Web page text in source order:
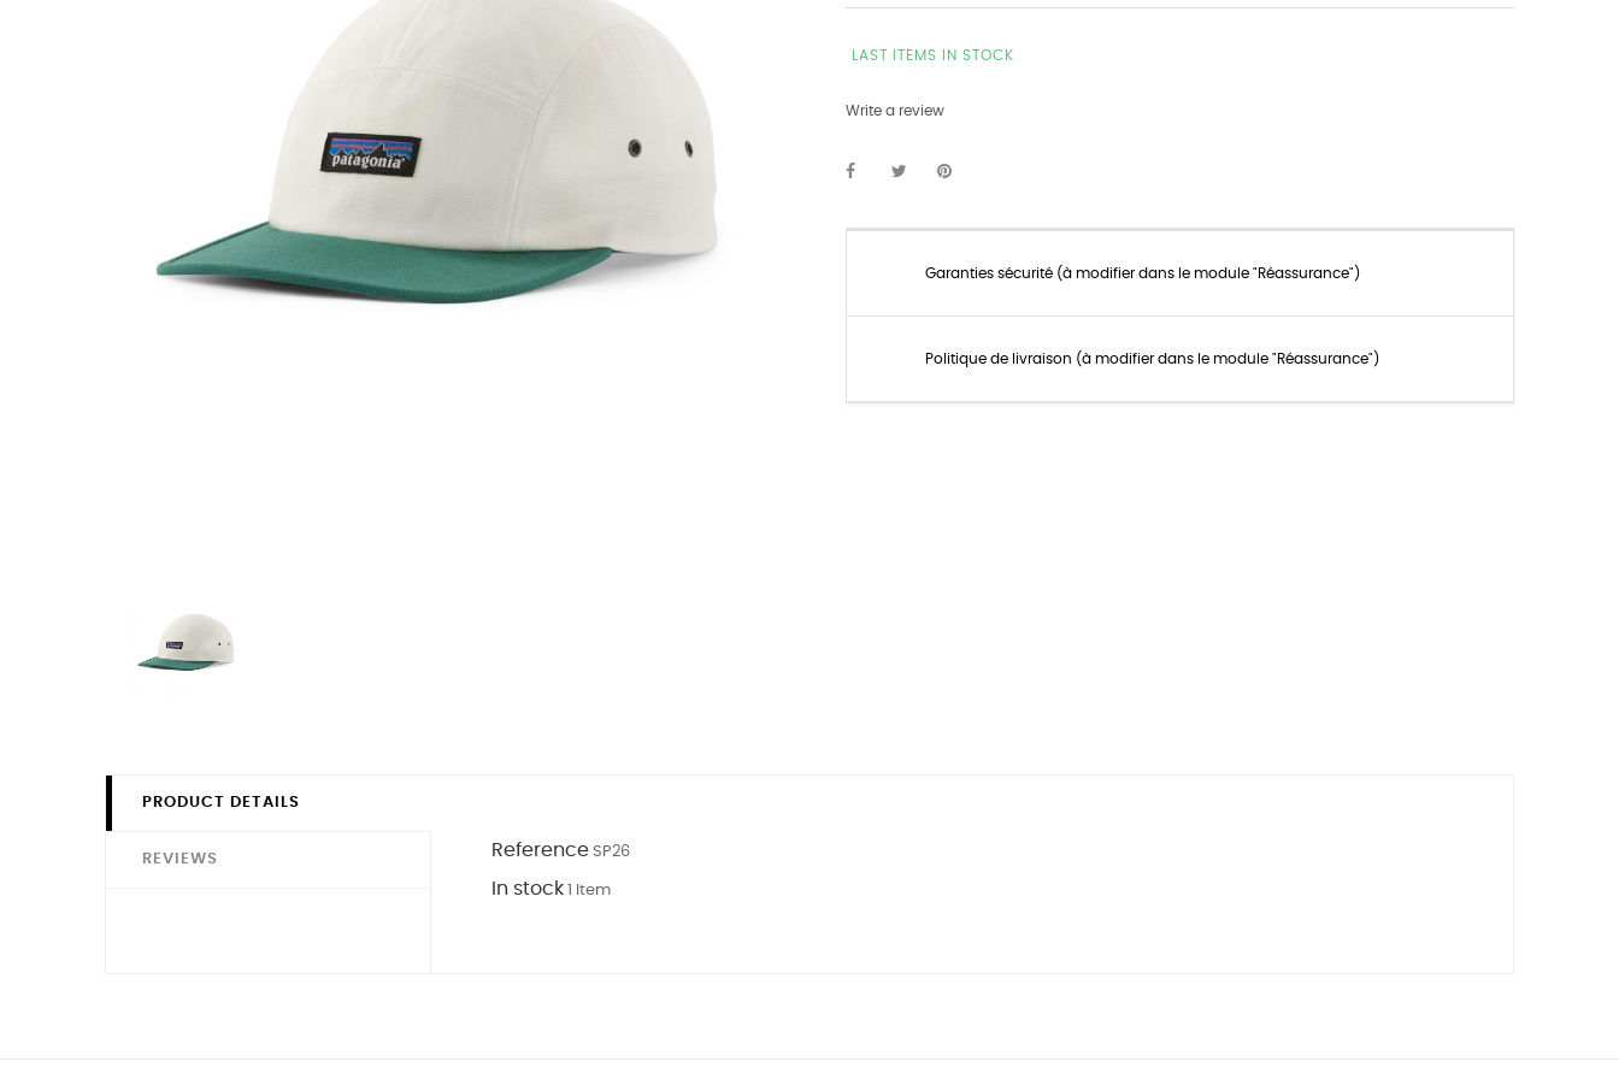
LAST ITEMS IN STOCK
Write a review
Garanties sécurité (à modifier dans le module "Réassurance")
Politique de livraison (à modifier dans le module "Réassurance")
PRODUCT DETAILS
REVIEWS Reference SP26
In stock 1 Item